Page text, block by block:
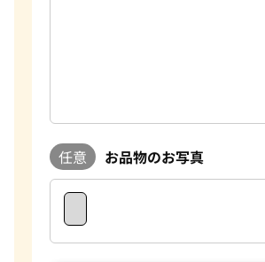
任意 お品物のお写真